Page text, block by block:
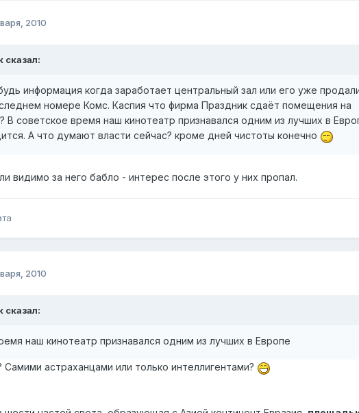
2010
сказал:
информация когда заработает центральный зал или его уже
номере Комс. Каспия что фирма Праздник сдаёт помещения на
В советское время наш кинотеатр признавался одним из лучших в
А что думают власти сейчас? кроме дней чистоты конечно
видимо за него бабло - интерес после этого у них пропал.
2010
сказал:
наш кинотеатр признавался одним из лучших в Европе
Самими астраханцами или только интеллигентами?